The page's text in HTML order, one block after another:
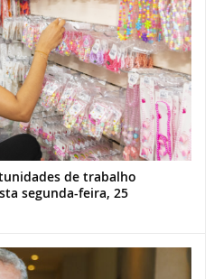
de trabalho
segunda-feira, 25